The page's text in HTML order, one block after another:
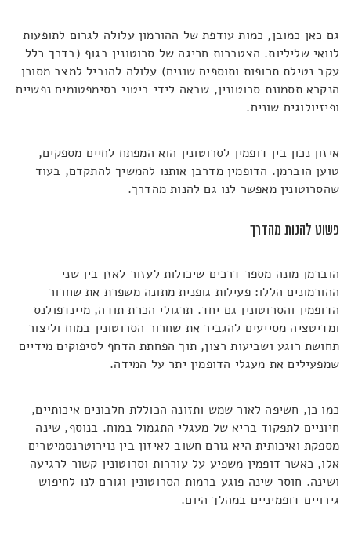
גם כאן כמובן, כמות עודפת של ההורמון עלולה לגרום לתופעות
לוואי שליליות. הצטברות חריגה של סרוטונין בגוף (בדרך כלל
עקב נטילת תרופות ותוספים שונים) עלולה להוביל למצב מסוכן
הנקרא תסמונת סרוטונין, שבאה לידי ביטוי בסימפטומים נפשיים
ופיזיולוגים שונים.
איזון נכון בין דופמין לסרוטונין הוא המפתח לחיים מספקים,
טוען הוברמן. הדופמין מדרבן אותנו להמשיך להתקדם, בעוד
שהסרוטונין מאפשר לנו גם להנות מהדרך.
פשוט להנות מהדרך
הוברמן מונה מספר דרכים שיכולות לעזור לאזן בין שני
ההורמונים הללו: פעילות גופנית מתונה משפרת את שחרור
הדופמין והסרוטונין גם יחד. תרגולי הכרת תודה, מיינדפולנס
ומדיטציה מסייעים להגביר את שחרור הסרוטונין במוח וליצור
תחושת רוגע ושביעות רצון, תוך הפחתת הדחף לסיפוקים מידיים
שמפעילים את מעגלי הדופמין יתר על המידה.
כמו כן, חשיפה לאור שמש ותזונה הכוללת חלבונים איכותיים,
חיוניים לתפקוד בריא של מעגלי התגמול במוח. בנוסף, שינה
מספקת ואיכותית היא גורם חשוב לאיזון בין נוירוטרנסמיטרים
אלו, כאשר דופמין משפיע על עוררות וסרוטונין קשור לרגיעה
ושינה. חוסר שינה פוגע ברמות הסרוטונין וגורם לנו לחיפוש
גירויים דופמיניים במהלך היום.